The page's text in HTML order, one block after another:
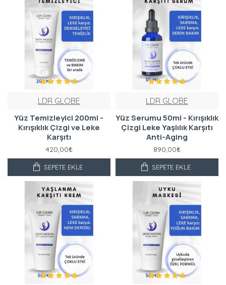
LDR GLOBE
Yüz Temizleyici 200ml -
Kırışıklık Çizgi ve Leke
Karşıtı
420,00₺
SEPETE EKLE
LDR GLOBE
Yüz Serumu 50ml - Kırışıklık
Çizgi Leke Yaşlılık Karşıtı
Anti-Aging
890,00₺
SEPETE EKLE